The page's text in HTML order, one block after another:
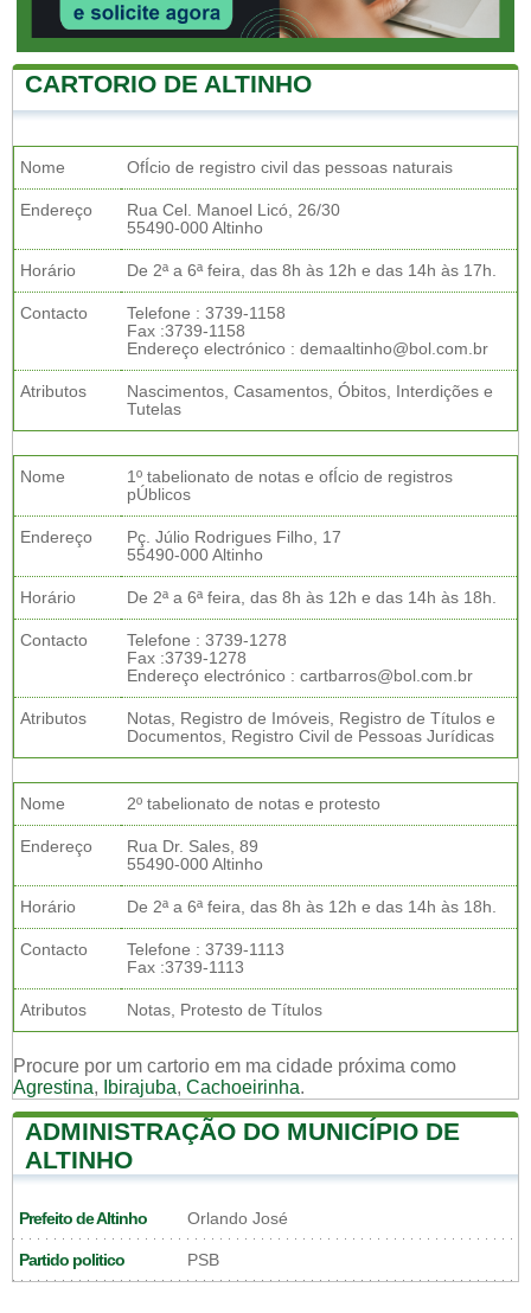
CARTORIO DE ALTINHO
Nome OfÍcio de registro civil das pessoas naturais
Endereço
Rua Cel. Manoel Licó, 26/30
55490-000 Altinho
Horário De 2ª a 6ª feira, das 8h às 12h e das 14h às 17h.
Contacto
Telefone : 3739-1158
Fax :3739-1158
Endereço electrónico : demaaltinho@bol.com.br
Atributos
Nascimentos, Casamentos, Óbitos, Interdições e
Tutelas
Nome
1º tabelionato de notas e ofÍcio de registros
pÚblicos
Endereço
Pç. Júlio Rodrigues Filho, 17
55490-000 Altinho
Horário De 2ª a 6ª feira, das 8h às 12h e das 14h às 18h.
Contacto
Telefone : 3739-1278
Fax :3739-1278
Endereço electrónico : cartbarros@bol.com.br
Atributos
Notas, Registro de Imóveis, Registro de Títulos e
Documentos, Registro Civil de Pessoas Jurídicas
Nome 2º tabelionato de notas e protesto
Endereço
Rua Dr. Sales, 89
55490-000 Altinho
Horário De 2ª a 6ª feira, das 8h às 12h e das 14h às 18h.
Contacto
Telefone : 3739-1113
Fax :3739-1113
Atributos Notas, Protesto de Títulos
Procure por um cartorio em ma cidade próxima como
Agrestina, Ibirajuba, Cachoeirinha.
ADMINISTRAÇÃO DO MUNICÍPIO DE
ALTINHO
Prefeito de Altinho Orlando José
Partido politico PSB